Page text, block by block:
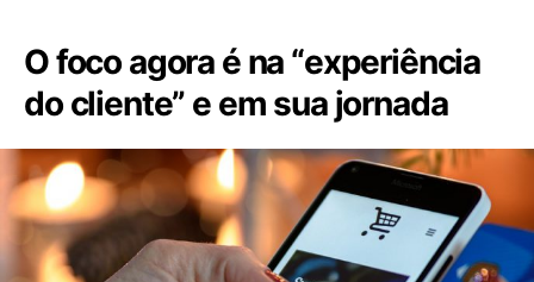
O foco agora é na “experiência
do cliente” e em sua jornada